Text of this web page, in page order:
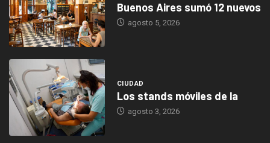
Buenos Aires sumó 12 nuevos
agosto 5, 2026
CIUDAD
Los stands móviles de la
agosto 3, 2026